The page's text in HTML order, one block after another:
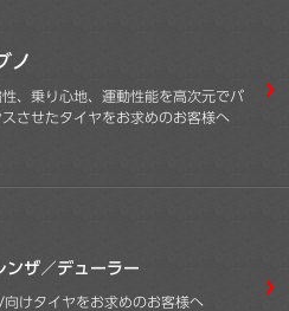
ノ
性、乗り心地、運動性能を高次元でバ
スさせたタイヤをお求めのお客様へ
ンザ／デューラー
向けタイヤをお求めのお客様へ